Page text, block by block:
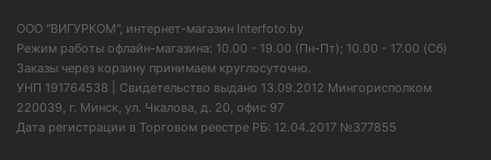
ООО "ВИГУРКОМ", интернет-магазин Interfoto.by
Режим работы офлайн-магазина: 10.00 - 19.00 (Пн-Пт); 10.00 - 17.00 (Сб)
Заказы через корзину принимаем круглосуточно.
УНП 191764538 | Свидетельство выдано 13.09.2012 Мингорисполком
220039, г. Минск, ул. Чкалова, д. 20, офис 97
Дата регистрации в Торговом реестре РБ: 12.04.2017 №377855